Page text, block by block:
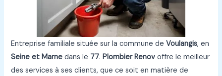
Entreprise familiale située sur la commune deVoulangis, en
Seine et Marnedans le 77.Plombier Renov offre le meilleur
des services à ses clients, que ce soit en matière de